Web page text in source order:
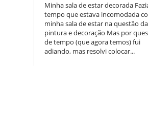
Minha sala de estar decorada
tempo que estava incomodada
minha sala de estar na questão da
pintura e decoração Mas por
de tempo (que agora temos) fui
adiando, mas resolvi colocar...